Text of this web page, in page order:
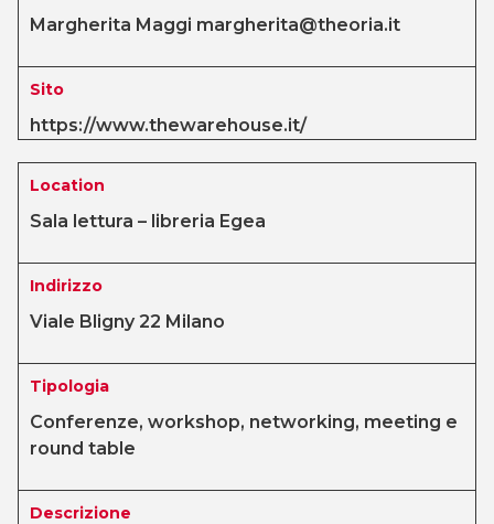
Margherita Maggi margherita@theoria.it
Sito
https://www.thewarehouse.it/
Location
Sala lettura – libreria Egea
Indirizzo
Viale Bligny 22 Milano
Tipologia
Conferenze, workshop, networking, meeting e
round table
Descrizione